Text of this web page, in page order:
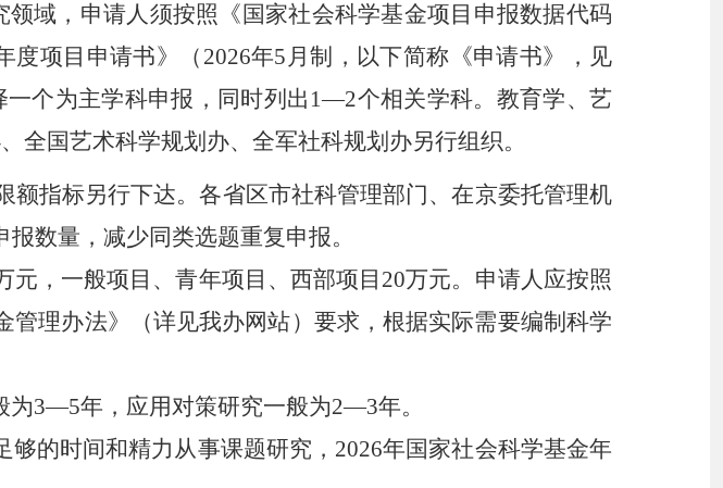
域， 申请人须按照《国家社会科学基金项目申报数据代码
度项目申请书》 （ 2026年5月制，以下简称《申请书》，见
个为主学科申报，同时列出1—2个相关学科。教育学、艺
全国艺术科学规划办、全军社科规划办另行组织。
指标另行下达。各省区市社科管理部门、在京委托管理机
数量，减少同类选题重复申报。
元，一般项目、青年项目、西部项目20万元。申请人应按照
管理办法》（详见我办网站）要求，根据实际需要编制科学
为3—5年，应用对策研究一般为2—3年。
的时间和精力从事课题研究， 2026年国家社会科学基金年